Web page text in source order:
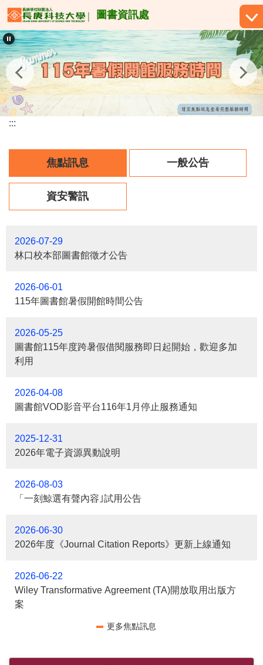
跳
到
主
要
內
容
區
圖書資訊處
:::
焦點訊息 一般公告
資安警訊
2026-07-29
林口校本部圖書館徵才公告
2026-06-01
115年圖書館暑假開館時間公告
2026-05-25
圖書館115年度跨暑假借閱服務即日起開始，歡迎多加
利用
2026-04-08
圖書館VOD影音平台116年1月停止服務通知
2025-12-31
2026年電子資源異動說明
2026-08-03
「一刻鯨選有聲內容｣試用公告
2026-06-30
2026年度《Journal Citation Reports》更新上線通知
2026-06-22
Wiley Transformative Agreement (TA)開放取用出版方
案
更多焦點訊息